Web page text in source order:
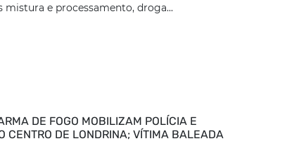
mistura e processamento, droga...
DE FOGO MOBILIZAM POLÍCIA E
CENTRO DE LONDRINA; VÍTIMA BALEADA